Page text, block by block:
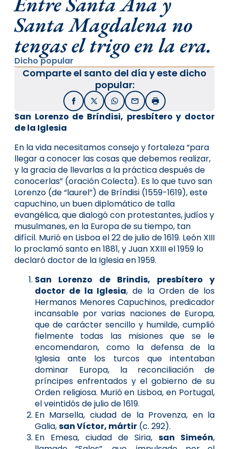
Santa Magdalena no
tengas el trigo en la era.
Dicho popular
Comparte el santo del día y este dicho
popular:
FacebookX / TwitterWhatsApp
EmailImprimir
San Lorenzo de Bríndisi, presbítero y doctor
de la Iglesia
En la vida necesitamos consejo y fortaleza “para
llegar a conocer las cosas que debemos realizar,
y la gracia de llevarlas a la práctica después de
conocerlas” (oración Colecta). Es lo que tuvo san
Lorenzo (de “laurel”) de Bríndisi (1559-1619), este
capuchino, un buen diplomático de talla
evangélica, que dialogó con protestantes, judíos y
musulmanes, en la Europa de su tiempo, tan
difícil. Murió en Lisboa el 22 de julio de 1619. León XIII
lo proclamó santo en 1881, y Juan XXIII el 1959 lo
declaró doctor de la Iglesia en 1959.
San Lorenzo de Brindis, presbítero y
doctor de la Iglesia, de la Orden de los
Hermanos Menores Capuchinos, predicador
incansable por varias naciones de Europa,
que de carácter sencillo y humilde, cumplió
fielmente todas las misiones que se le
encomendaron, como la defensa de la
Iglesia ante los turcos que intentaban
dominar Europa, la reconciliación de
príncipes enfrentados y el gobierno de su
Orden religiosa. Murió en Lisboa, en Portugal,
el veintidós de julio de 1619.
En Marsella, ciudad de la Provenza, en la
Galia,san Víctor, mártir (c. 292).
En Emesa, ciudad de Siria, san Simeón,